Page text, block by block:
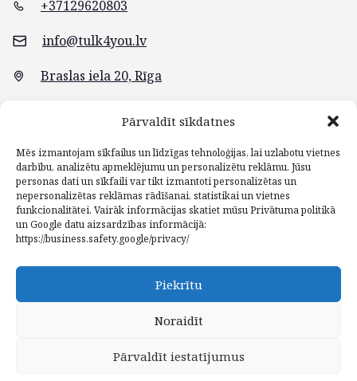
Pārvaldīt sīkdatnes
Mēs izmantojam sīkfailus un līdzīgas tehnoloģijas, lai uzlabotu vietnes
darbību, analizētu apmeklējumu un personalizētu reklāmu. Jūsu
personas dati un sīkfaili var tikt izmantoti personalizētas un
nepersonalizētas reklāmas rādīšanai, statistikai un vietnes
funkcionalitātei. Vairāk informācijas skatiet mūsu Privātuma politikā
un Google datu aizsardzības informācijā:
https://business.safety.google/privacy/⁠
Piekrītu
Noraidīt
Pārvaldīt iestatījumus
+37129620803
info@tulk4you.lv
Braslas iela 20, Rīga
Blogs Pakalpojumi Kontakti